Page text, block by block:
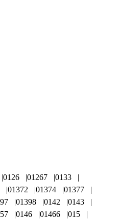
0126 01267
0133
01372 01374
01377
01398 0142
0143
0146 01466
015